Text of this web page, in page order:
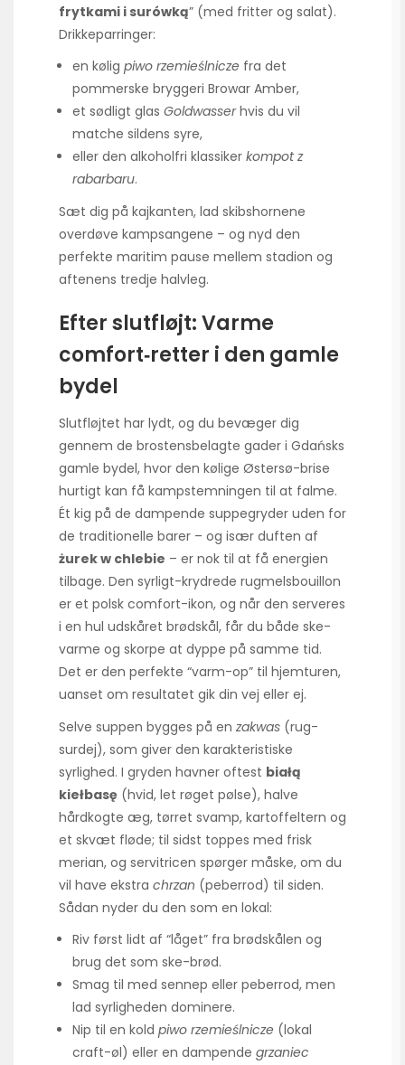
frytkami i surówką” (med fritter og salat).
Drikkeparringer:
en kølig piwo rzemieślnicze fra det
pommerske bryggeri Browar Amber,
et sødligt glas Goldwasserhvis du vil
matche sildens syre,
eller den alkoholfri klassiker kompot z
rabarbaru.
Sæt dig på kajkanten, lad skibshornene
overdøve kampsangene – og nyd den
perfekte maritim pause mellem stadion og
aftenens tredje halvleg.
Efter slutfløjt: Varme
comfort‑retter i den gamle
bydel
Slutfløjtet har lydt, og du bevæger dig
gennem de brostensbelagte gader i Gdańsks
gamle bydel, hvor den kølige Østersø-brise
hurtigt kan få kampstemningen til at falme.
Ét kig på de dampende suppegryder uden for
de traditionelle barer – og især duften af
żurek w chlebie – er nok til at få energien
tilbage. Den syrligt-krydrede rugmelsbouillon
er et polsk comfort-ikon, og når den serveres
i en hul udskåret brødskål, får du både ske-
varme og skorpe at dyppe på samme tid.
Det er den perfekte “varm-op” til hjemturen,
uanset om resultatet gik din vej eller ej.
Selve suppen bygges på en zakwas (rug-
surdej), som giver den karakteristiske
syrlighed. I gryden havner oftest białą
kiełbasę (hvid, let røget pølse), halve
hårdkogte æg, tørret svamp, kartoffeltern og
et skvæt fløde; til sidst toppes med frisk
merian, og servitricen spørger måske, om du
vil have ekstra chrzan (peberrod) til siden.
Sådan nyder du den som en lokal:
Riv først lidt af “låget” fra brødskålen og
brug det som ske-brød.
Smag til med sennep eller peberrod, men
lad syrligheden dominere.
Nip til en kold piwo rzemieślnicze (lokal
craft-øl) eller en dampende grzaniec